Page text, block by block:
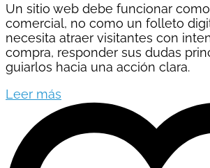
Un sitio web debe funcionar
comercial, no como un folleto
necesita atraer visitantes con
compra, responder sus dudas
guiarlos hacia una acción clara.
Leer más